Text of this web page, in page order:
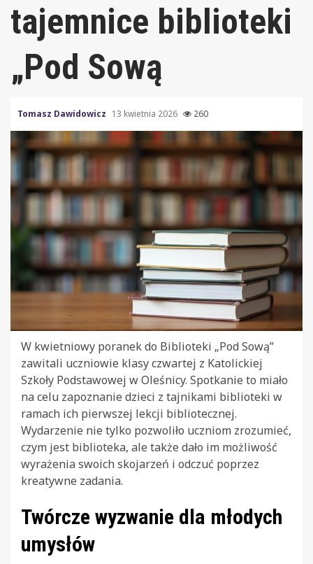
tajemnice biblioteki
„Pod Sową
Tomasz Dawidowicz 13 kwietnia 2026 260
W kwietniowy poranek do Biblioteki „Pod Sową”
zawitali uczniowie klasy czwartej z Katolickiej
Szkoły Podstawowej w Oleśnicy. Spotkanie to miało
na celu zapoznanie dzieci z tajnikami biblioteki w
ramach ich pierwszej lekcji bibliotecznej.
Wydarzenie nie tylko pozwoliło uczniom zrozumieć,
czym jest biblioteka, ale także dało im możliwość
wyrażenia swoich skojarzeń i odczuć poprzez
kreatywne zadania.
Twórcze wyzwanie dla młodych
umysłów